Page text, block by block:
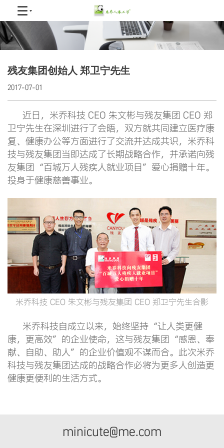
残友集团创始人 郑卫宁先生
2017-07-01
近日，米乔科技 CEO 朱文彬与残友集团 CEO 郑
卫宁先生在深圳进行了会晤，双方就共同建立医疗康
复、健康办公等方面进行了交流并达成共识，米乔科
技与残友集团当即达成了长期战略合作，并承诺向残
友集团“百城万人残疾人就业项目”爱心捐赠十年。
投身于健康慈善事业。
米乔科技 CEO 朱文彬与残友集团 CEO 郑卫宁先生合影
米乔科技自成立以来，始终坚持“让人类更健
康，更高效”的企业使命，这与残友集团“感恩、奉
献、自助、助人”的企业价值观不谋而合。此次米乔
科技与残友集团达成的战略合作必将为更多人创造更
健康更便利的生活方式。
minicute@me.com